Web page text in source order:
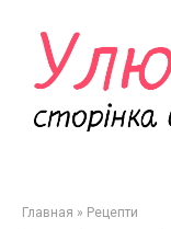
контенту
Главная » Рецепти